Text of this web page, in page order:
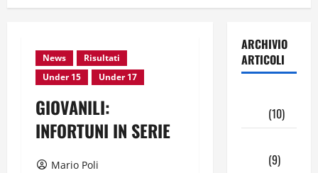
News
Risultati
Under 15
Under 17
GIOVANILI:
INFORTUNI IN SERIE
Mario Poli
ARCHIVIO
ARTICOLI
(10)
(9)